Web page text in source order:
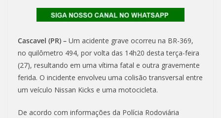
Cascavel (PR) – Um acidente grave ocorreu na BR-369,
no quilômetro 494, por volta das 14h20 desta terça-feira
(27), resultando em uma vítima fatal e outra gravemente
ferida. O incidente envolveu uma colisão transversal entre
um veículo Nissan Kicks e uma motocicleta.
De acordo com informações da Polícia Rodoviária